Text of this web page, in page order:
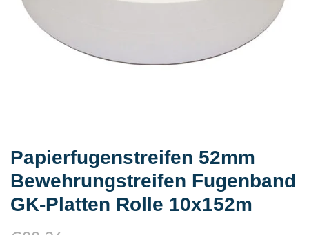
Papierfugenstreifen 52mm
Bewehrungstreifen Fugenband
GK-Platten Rolle 10x152m